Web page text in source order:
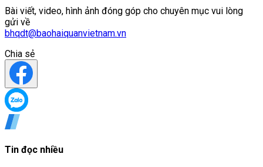
Bài viết, video, hình ảnh đóng góp cho chuyên mục vui lòng
gửi về
bhqdt@baohaiquanvietnam.vn
Chia sẻ
Tin đọc nhiều